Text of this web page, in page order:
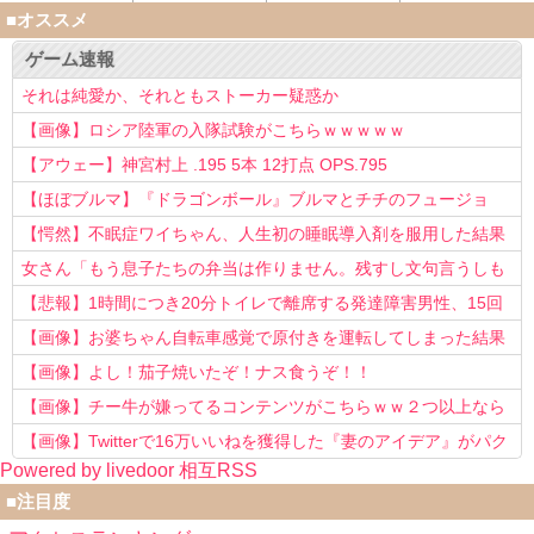
■オススメ
ゲーム速報
それは純愛か、それともストーカー疑惑か
【画像】ロシア陸軍の入隊試験がこちらｗｗｗｗｗ
【アウェー】神宮村上 .195 5本 12打点 OPS.795
【ほぼブルマ】『ドラゴンボール』ブルマとチチのフュージョ
ン、クッソ可愛すぎるwwwwwww
【愕然】不眠症ワイちゃん、人生初の睡眠導入剤を服用した結果
ｗｗｗｗ
女さん「もう息子たちの弁当は作りません。残すし文句言うしも
う知らない！」
【悲報】1時間につき20分トイレで離席する発達障害男性、15回
以上転職を重ねてしまう
【画像】お婆ちゃん自転車感覚で原付きを運転してしまった結果
www
【画像】よし！茄子焼いたぞ！ナス食うぞ！！
【画像】チー牛が嫌ってるコンテンツがこちらｗｗ２つ以上なら
確定ｗｗ
【画像】Twitterで16万いいねを獲得した『妻のアイデア』がパク
リで草www
Powered by livedoor 相互RSS
■注目度